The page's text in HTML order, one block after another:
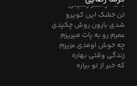
تا که از سفر رسیدی
تن خشک این کویرو
شدی بارون روش چکیدی
عمرم رو به پات میریزم
چه خوش اومدی عزیزم
زندگی وقتی بهاره
که خبر از تو بیاره